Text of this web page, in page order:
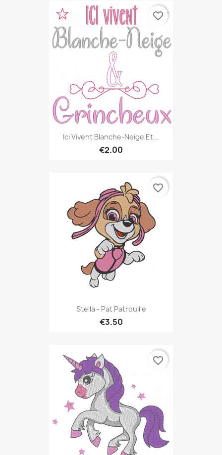
Ici Vivent Blanche-Neige Et...
€2.00
favorite_border
Stella - Pat Patrouille
€3.50
favorite_border
favorite_border